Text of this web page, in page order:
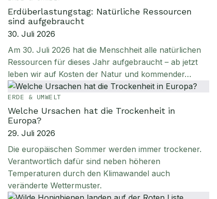
Erdüberlastungstag: Natürliche Ressourcen
sind aufgebraucht
30. Juli 2026
Am 30. Juli 2026 hat die Menschheit alle natürlichen
Ressourcen für dieses Jahr aufgebraucht – ab jetzt
leben wir auf Kosten der Natur und kommender…
ERDE & UMWELT
Welche Ursachen hat die Trockenheit in
Europa?
29. Juli 2026
Die europäischen Sommer werden immer trockener.
Verantwortlich dafür sind neben höheren
Temperaturen durch den Klimawandel auch
veränderte Wettermuster.